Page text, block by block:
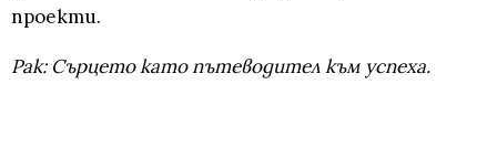
проекти.
Рак: Сърцето като пътеводител към успеха.